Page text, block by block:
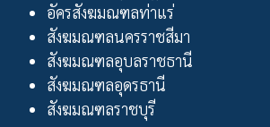
อัครสังฆมณฑลท่าแร่
สังฆมณฑลนครราชสีมา
สังฆมณฑลอุบลราชธานี
สังฆมณฑลอุดรธานี
สังฆมณฑลราชบุรี